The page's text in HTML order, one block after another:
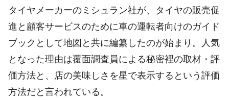
タイヤメーカーのミシュラン社が、タイヤの販売促
進と顧客サービスのために車の運転者向けのガイド
ブックとして地図と共に編纂したのが始まり。人気
となった理由は覆面調査員による秘密裡の取材・評
価方法と、店の美味しさを星で表示するという評価
方法だと言われている。